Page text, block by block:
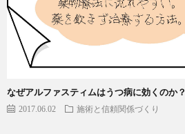
なぜアルファスティムはうつ病に効くのか？
2017.06.02 施術と信頼関係づくり